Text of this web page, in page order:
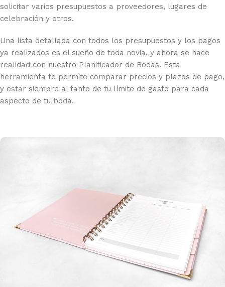
solicitar varios presupuestos a proveedores, lugares de
celebración y otros.
Una lista detallada con todos los presupuestos y los pagos
ya realizados es el sueño de toda novia, y ahora se hace
realidad con nuestro Planificador de Bodas. Esta
herramienta te permite comparar precios y plazos de pago,
y estar siempre al tanto de tu límite de gasto para cada
aspecto de tu boda.